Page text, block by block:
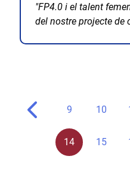
"FP4.0 i el talent
del nostre projecte de
9 10
14 15